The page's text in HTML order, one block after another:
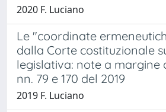
2020 F. Luciano
Le "coordinate
dalla Corte costituzionale
legislativa: note a margine
nn. 79 e 170 del 2019
2019 F. Luciano